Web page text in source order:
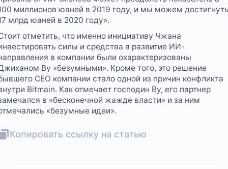
миллионов юаней в 2019 году, и мы можем
млрд юаней в 2020 году».
отметить, что именно инициативу Чжана
силы и средства в развитие ИИ-
в компании были охарактеризованы
Ву «безумными». Кроме того, это решение
СЕО компании стало одной из причин конфликта
Bitmain. Как отмечает господин Ву, его партнер
в «бесконечной жажде власти» и за ним
«безумные идеи».
Копировать ссылку на статью